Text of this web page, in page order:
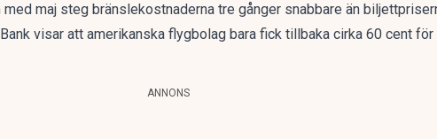
med maj steg bränslekostnaderna tre gånger snabbare än
visar att amerikanska flygbolag bara fick tillbaka cirka 60 cent
ANNONS